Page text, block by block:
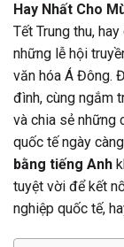
Hay Nhất Cho
Tết Trung thu,
những lễ hội
văn hóa Á Đông.
đình, cùng ngắm
và chia sẻ những
quốc tế ngày
bằng tiếng Anh
tuyệt vời để kết
nghiệp quốc tế,